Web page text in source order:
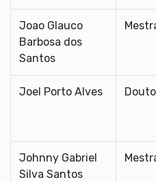
Joao Glauco
Barbosa dos
Santos
Joel Porto Alves
Johnny Gabriel
Silva Santos